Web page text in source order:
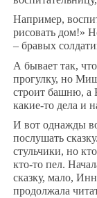
Например,
рисовать дом!»
– бравых
А бывает так,
прогулку, но
строит башню, а
какие-то дела и
И вот однажды
послушать
стульчики, но
кто-то пел.
сказку, мало,
продолжала